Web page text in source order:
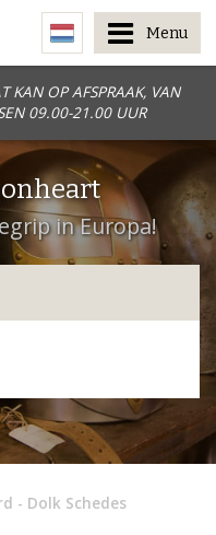
KAN OP AFSPRAAK, VAN
09.00-21.00 UUR
Menu
in Europa!
- Dolk Schedes